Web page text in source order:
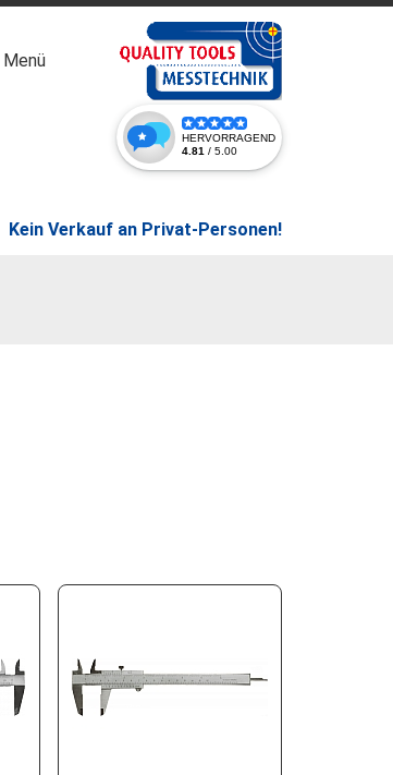
Menü
Kein Verkauf an Privat-Personen!